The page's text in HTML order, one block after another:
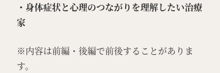
・身体症状と心理のつながりを理解したい治療
家
※内容は前編・後編で前後することがありま
す。